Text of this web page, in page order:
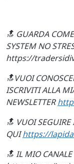
🔝 GUARDA
SYSTEM NO
https://
🔝VUOI
ISCRIVITI ALLA
NEWSLETTER
🔝 VUOI
QUIhttps://
🔝 IL MIO CANALE